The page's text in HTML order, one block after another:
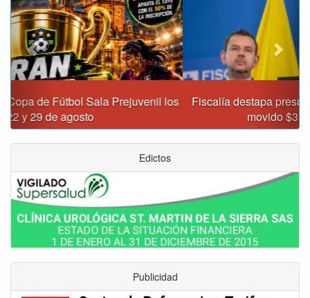
Fiscalía destapa presunta red de corrupción que habría
movido $3,1 billones en regalías
Edictos
Publicidad